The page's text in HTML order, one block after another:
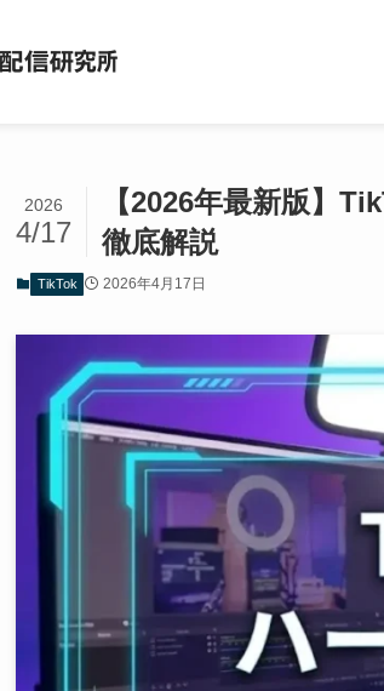
【2026年最新版】
徹底解説
2026
4/17
TikTok 2026年4月17日